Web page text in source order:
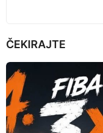
ČEKIRAJTE